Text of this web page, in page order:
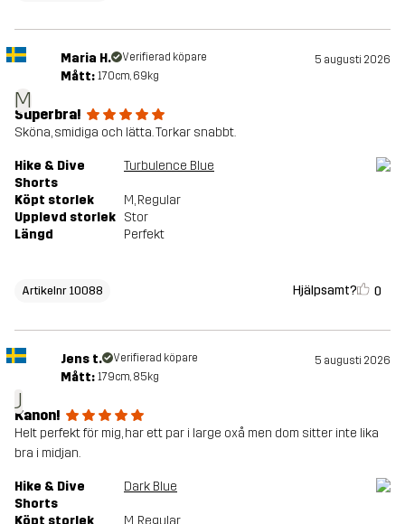
M
Maria H. Verifierad köpare 5 augusti 2026
Mått: 170cm, 69kg
Superbra!
Sköna, smidiga och lätta. Torkar snabbt.
Hike & Dive
Shorts
Turbulence Blue
Köpt storlek M, Regular
Upplevd storlek Stor
Längd
Perfekt
Artikelnr 10088 Hjälpsamt? 0
J
Jens t. Verifierad köpare 5 augusti 2026
Mått: 179cm, 85kg
Kanon!
Helt perfekt för mig, har ett par i large oxå men dom sitter inte lika
bra i midjan.
Hike & Dive
Shorts
Dark Blue
Köpt storlek M, Regular